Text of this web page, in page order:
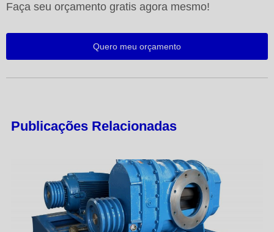
Faça seu orçamento gratis agora mesmo!
Quero meu orçamento
Publicações Relacionadas